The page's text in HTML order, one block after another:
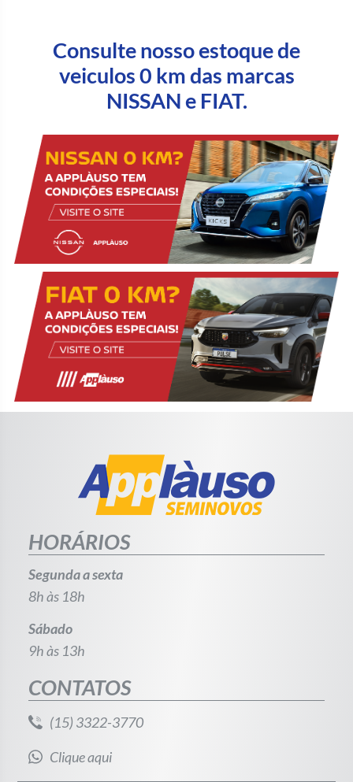
Consulte nosso estoque de
veiculos 0 km das marcas
NISSAN e FIAT.
HORÁRIOS
Segunda a sexta
8h às 18h
Sábado
9h às 13h
CONTATOS
(15) 3322-3770
Clique aqui